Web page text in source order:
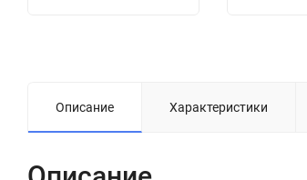
Описание Характеристики